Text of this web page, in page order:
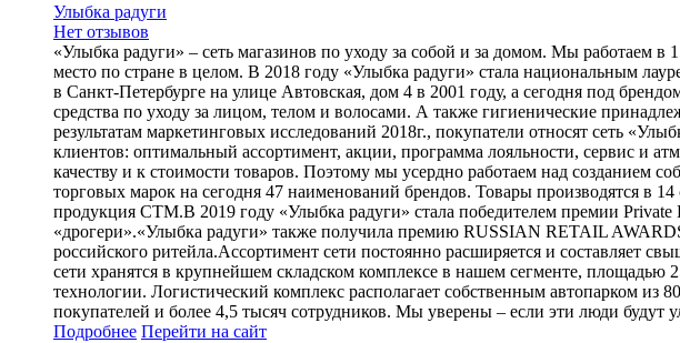
Улыбка радуги
Нет отзывов
«Улыбка радуги» – сеть магазинов по уходу за собой и за домом. Мы работаем
место по стране в целом. В 2018 году «Улыбка радуги» стала национальным
в Санкт-Петербурге на улице Автовская, дом 4 в 2001 году, а сегодня под
средства по уходу за лицом, телом и волосами. А также гигиенические
результатам маркетинговых исследований 2018г., покупатели относят сеть
клиентов: оптимальный ассортимент, акции, программа лояльности, сервис и
качеству и к стоимости товаров. Поэтому мы усердно работаем над созданием
торговых марок на сегодня 47 наименований брендов. Товары производятся в
продукция СТМ.В 2019 году «Улыбка радуги» стала победителем премии
«дрогери».«Улыбка радуги» также получила премию RUSSIAN RETAIL
российского ритейла.Ассортимент сети постоянно расширяется и составляет
сети хранятся в крупнейшем складском комплексе в нашем сегменте,
технологии. Логистический комплекс располагает собственным автопарком
покупателей и более 4,5 тысяч сотрудников. Мы уверены – если эти люди будут
Подробнее Перейти на сайт